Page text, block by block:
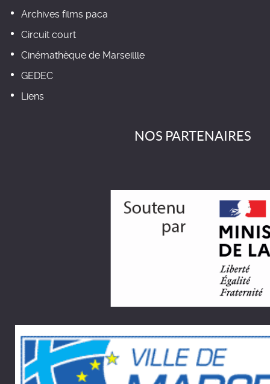
Archives films paca
Circuit court
Cinémathèque de Marseillle
GEDEC
Liens
NOS PARTENAIRES